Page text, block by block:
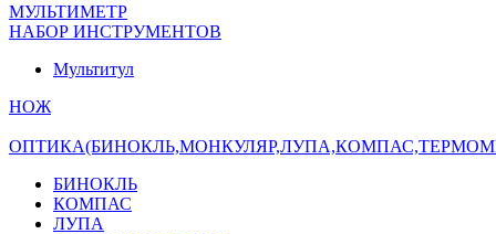
МУЛЬТИМЕТР
НАБОР ИНСТРУМЕНТОВ
Мультитул
НОЖ
БИНОКЛЬ
КОМПАС
ЛУПА